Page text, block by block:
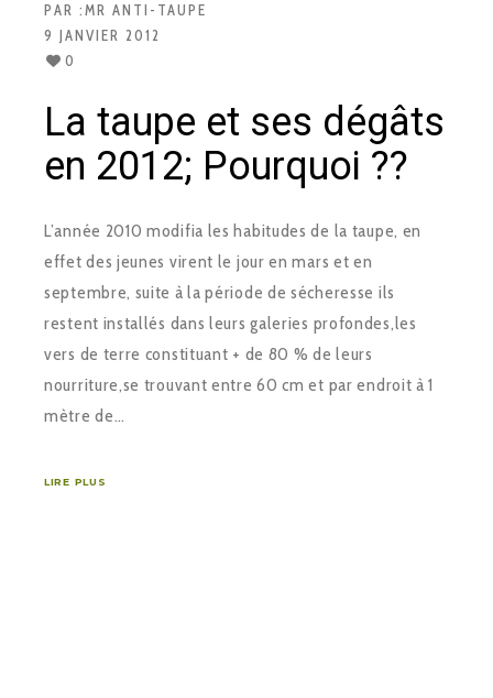
PAR :MR ANTI-TAUPE
9 JANVIER 2012
0
La taupe et ses dégâts
en 2012; Pourquoi ??
L’année 2010 modifia les habitudes de la taupe, en
effet des jeunes virent le jour en mars et en
septembre, suite à la période de sécheresse ils
restent installés dans leurs galeries profondes,les
vers de terre constituant + de 80 % de leurs
nourriture,se trouvant entre 60 cm et par endroit à 1
mètre de…
LIRE PLUS